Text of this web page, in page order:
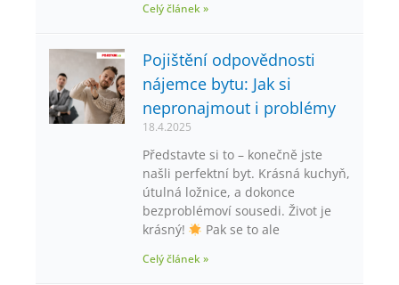
Celý článek »
Pojištění odpovědnosti
nájemce bytu: Jak si
nepronajmout i problémy
18.4.2025
Představte si to – konečně jste
našli perfektní byt. Krásná kuchyň,
útulná ložnice, a dokonce
bezproblémoví sousedi. Život je
krásný!
Pak se to ale
Celý článek »